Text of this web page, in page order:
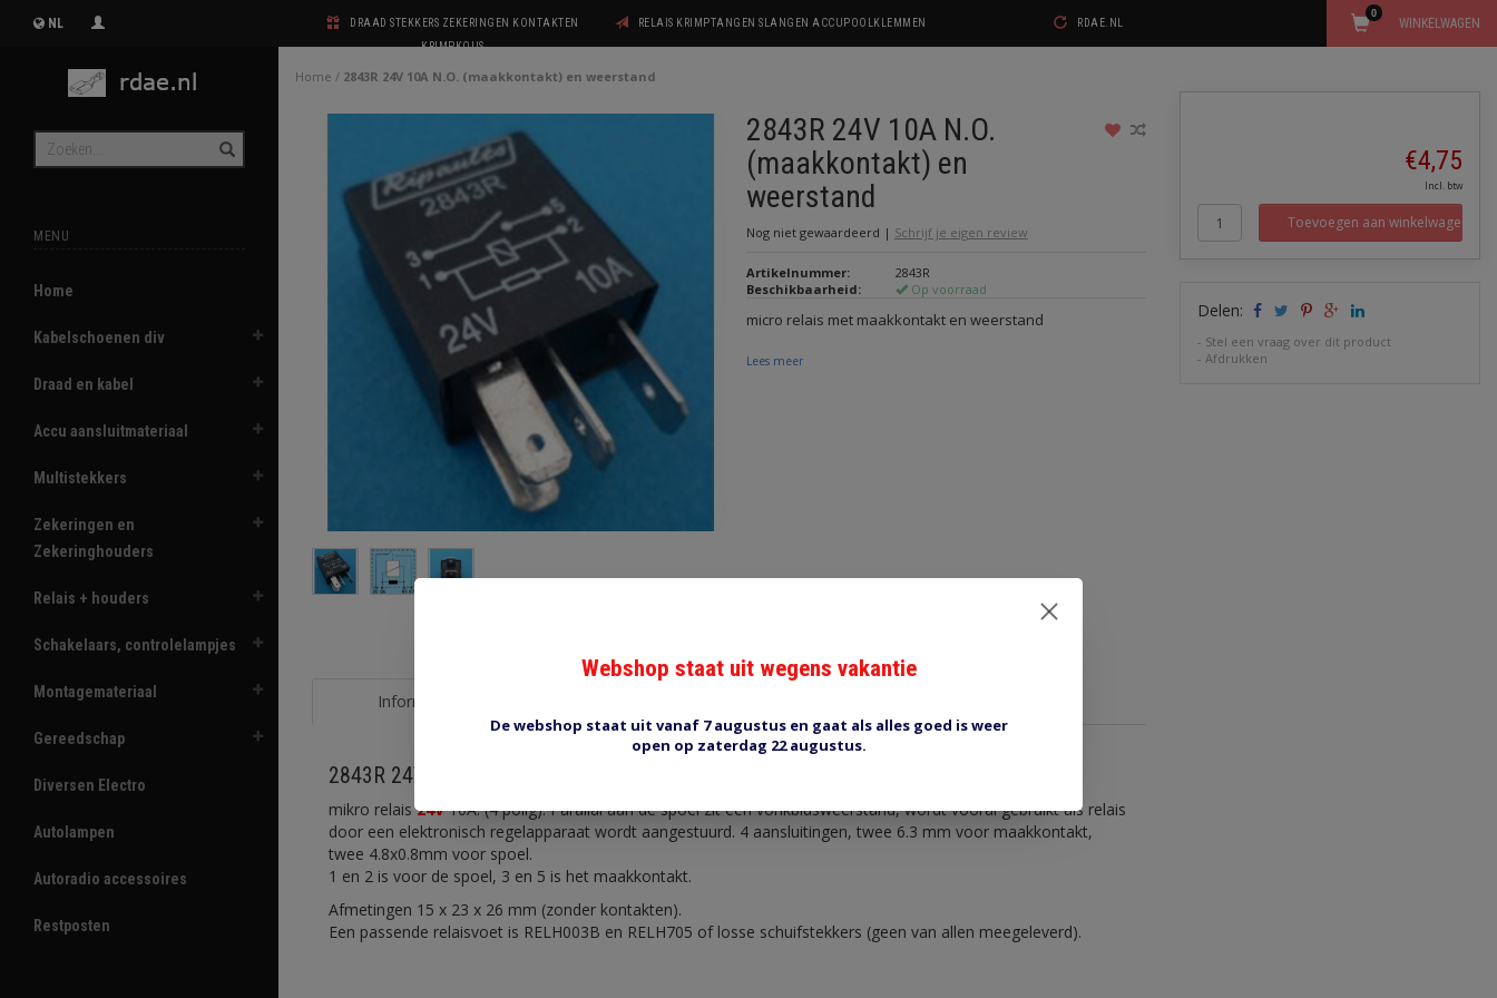
NL
DRAAD STEKKERS ZEKERINGEN KONTAKTEN
KRIMPKOUS
RELAIS KRIMPTANGEN SLANGEN ACCUPOOLKLEMMEN RDAE.NL WINKELWAGEN
0
MENU
Home
Kabelschoenen div
Draad en kabel
Accu aansluitmateriaal
Multistekkers
Zekeringen en
Zekeringhouders
Relais + houders
Schakelaars, controlelampjes
Montagemateriaal
Gereedschap
Diversen Electro
Autolampen
Autoradio accessoires
Restposten
Home / 2843R 24V 10A N.O. (maakkontakt) en weerstand
2843R 24V 10A N.O.
(maakkontakt) en
weerstand
Nog niet gewaardeerd | Schrijf je eigen review
Artikelnummer:
2843R
Beschikbaarheid:
Op voorraad
micro relais met maakkontakt en weerstand
Lees meer
Informatie
2843R 24V 10A N.O. (maakkontakt) en weerstand
mikro relais24V10A. (4 polig). Parallal aan de spoel zit een vonkblusweerstand, wordt vooral gebruikt als relais
door een elektronisch regelapparaat wordt aangestuurd. 4 aansluitingen, twee 6.3 mm voor maakkontakt,
twee 4.8x0.8mm voor spoel.
1 en 2 is voor de spoel, 3 en 5 is het maakkontakt.
Afmetingen 15 x 23 x 26 mm (zonder kontakten).
Een passende relaisvoet is RELH003B en RELH705 of losse schuifstekkers (geen van allen meegeleverd).
€4,75
Incl. btw
Toevoegen aan winkelwagen
Delen:
- Stel een vraag over dit product
-Afdrukken
Webshop staat uit wegens vakantie
De webshop staat uit vanaf 7 augustus en gaat als alles goed is weer
open op zaterdag 22 augustus.